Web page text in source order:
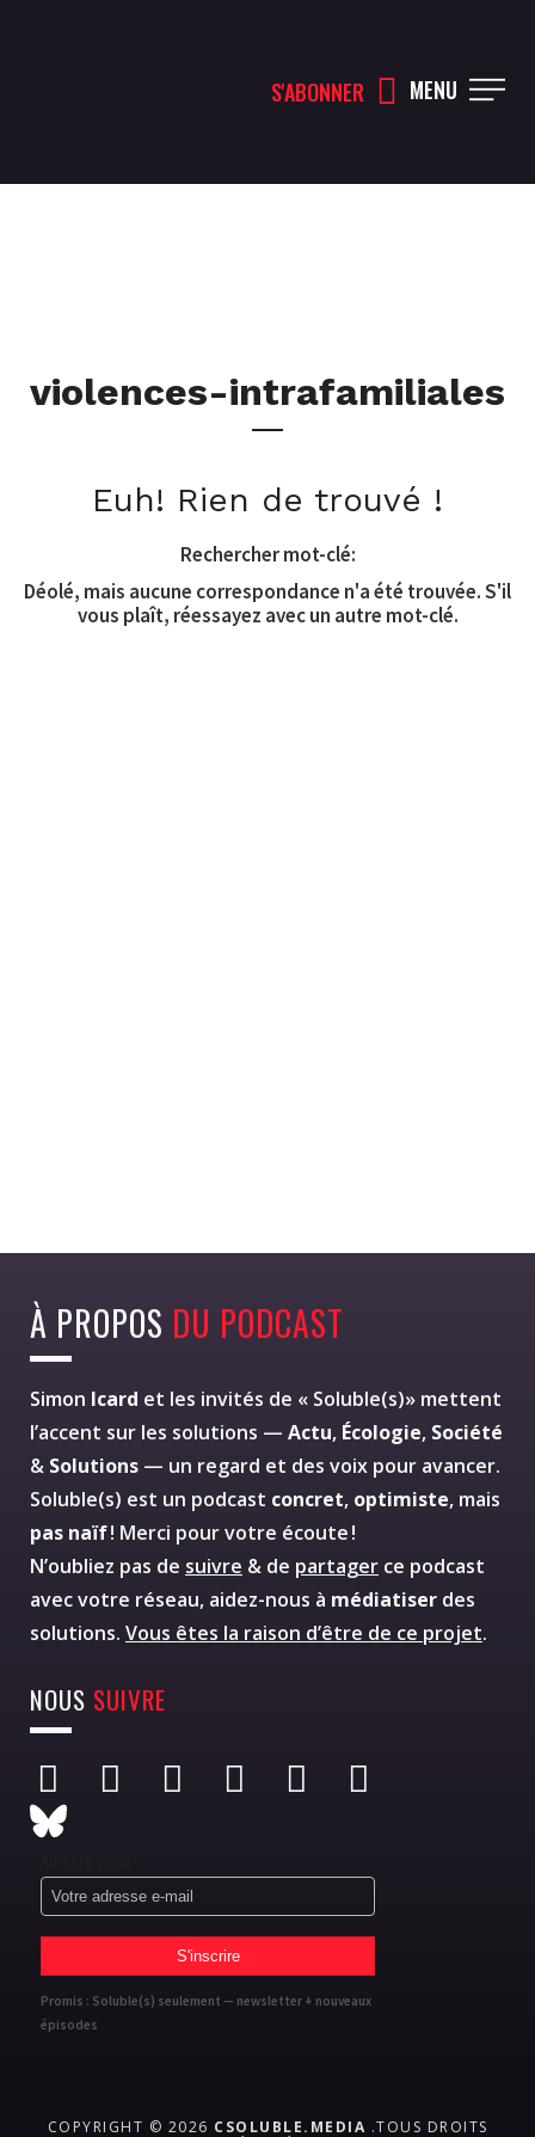
S'ABONNER MENU
violences-intrafamiliales
Euh! Rien de trouvé !
Rechercher mot-clé:
Déolé, mais aucune correspondance n'a été trouvée. S'il
vous plaît, réessayez avec un autre mot-clé.
À PROPOS DU PODCAST
Simon Icard et les invités de « Soluble(s)» mettent
l’accent sur les solutions — Actu, Écologie, Société
& Solutions — un regard et des voix pour avancer.
Soluble(s) est un podcast concret, optimiste, mais
pas naïf! Merci pour votre écoute !
N’oubliez pas de suivre & de partager ce podcast
avec votre réseau, aidez-nous à médiatiser des
solutions. Vous êtes la raison d’être de ce projet.
NOUS SUIVRE
Promis : Soluble(s) seulement — newsletter + nouveaux
épisodes
COPYRIGHT © 2026 CSOLUBLE.MEDIA .TOUS DROITS